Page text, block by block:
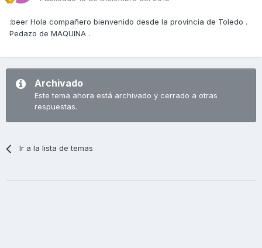
:beer Hola compañero bienvenido desde la provincia de Toledo .
Pedazo de MAQUINA .
Archivado
Este tema ahora está archivado y cerrado a otras
respuestas.
Ir a la lista de temas